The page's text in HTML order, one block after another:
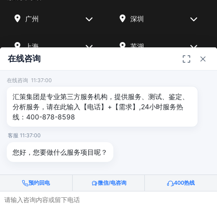
广州 深圳
上海 芜湖
北京 武汉
友情链接
广州海沣检测 汇策可靠性检测
© 2026 深圳汇策众创空间管理有限公司 & 广州海沣检测认证有限公司
版权所有 |
在线咨询
在线咨询 11:37:00
汇策集团是专业第三方服务机构，提供服务、测试、鉴定、
分析服务，请在此输入【电话】+【需求】,24小时服务热
线：400-878-8598
客服 11:37:00
您好，您要做什么服务项目呢？
预约回电 微信/电咨询 400热线